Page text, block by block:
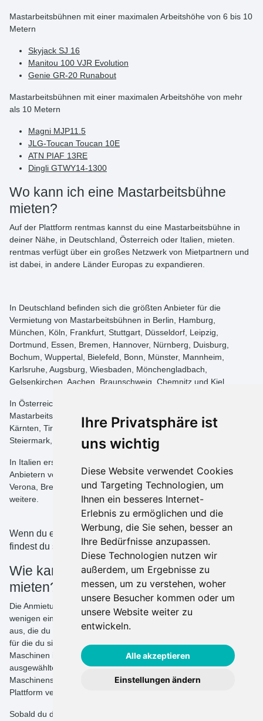
Ihre Privatsphäre ist
uns wichtig
Diese Website verwendet Cookies
und Targeting Technologien, um
Ihnen ein besseres Internet-
Erlebnis zu ermöglichen und die
Werbung, die Sie sehen, besser an
Ihre Bedürfnisse anzupassen.
Diese Technologien nutzen wir
außerdem, um Ergebnisse zu
messen, um zu verstehen, woher
unsere Besucher kommen oder um
unsere Website weiter zu
entwickeln.
Alle akzeptieren
Einstellungen ändern
Mastarbeitsbühnen mit einer maximalen Arbeitshöhe von 6 bis 10
Metern
Skyjack SJ 16
Manitou 100 VJR Evolution
Genie GR-20 Runabout
Mastarbeitsbühnen mit einer maximalen Arbeitshöhe von mehr
als 10 Metern
Magni MJP11.5
JLG-Toucan Toucan 10E
ATN PIAF 13RE
Dingli GTWY14-1300
Wo kann ich eine Mastarbeitsbühne
mieten?
Auf der Plattform rentmas kannst du eine Mastarbeitsbühne in
deiner Nähe, in Deutschland, Österreich oder Italien, mieten
rentmas verfügt über ein großes Netzwerk von Mietpartnern und
ist dabei, in andere Länder Europas zu expandieren.
In Deutschland befinden sich die größten Anbieter für die
Vermietung von Mastarbeitsbühnen in Berlin, Hamburg,
München, Köln, Frankfurt, Stuttgart, Düsseldorf, Leipzig,
Dortmund, Essen, Bremen, Hannover, Nürnberg, Duisburg,
Bochum, Wuppertal, Bielefeld, Bonn, Münster, Mannheim,
Karlsruhe, Augsburg, Wiesbaden, Mönchengladbach,
Gelsenkirchen, Aachen, Braunschweig, Chemnitz und Kiel.
In Österreich erstreckt sich unser Netzwerk von
Mastarbeitsbühnen-Anbietern über Wien, das Burgenland,
Kärnten, Tirol, Niederösterreich, Oberösterreich, Salzburg, die
Steiermark, Vorarlberg und darüber hinaus.
In Italien erstreckt sich das Netzwerk von Mastarbeitsbühnen-
Anbietern von rentmas über die Städte Rom, Mailand, Turin,
Verona, Brescia, Padua, Genua, Bergamo, Vicenza, Catania und
weitere.
Wenn du eine andere Art von Mastarbeitsbühne benötigst,
findest du sie
hier.
Wie kann ich eine Mastarbeitsbühne
mieten?
Die Anmietung einer Mastarbeitsbühne auf rentmas erfolgt in
wenigen einfachen Schritten. Wähle die Art der Mastarbeitsbühne
aus, die du mieten möchtest, sowie den Standort und die Daten,
für die du sie benötigst. Deine Suche liefert eine Liste der
Maschinen in der Reihenfolge der kürzesten Entfernung zum
ausgewählten Standort. Wenn du nach bestimmten
Maschinenspezifikationen suchst, kannst du die Filter der
Plattform verwenden, um deine Suche einzugrenzen.
Sobald du den richtige Mastarbeitsbühne gefunden hast, kannst